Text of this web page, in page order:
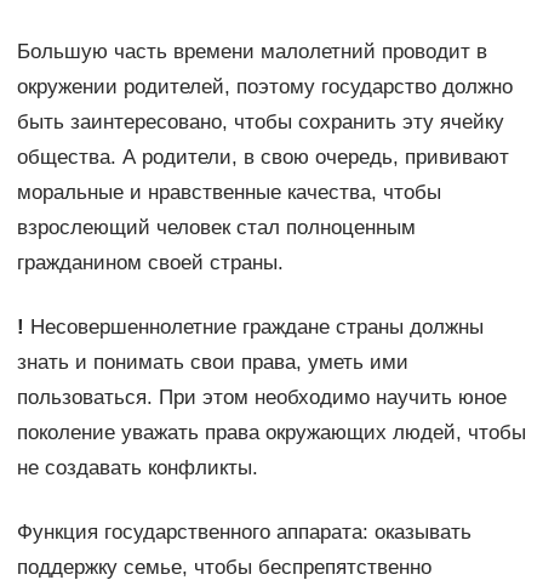
Большую часть времени малолетний проводит в
окружении родителей, поэтому государство должно
быть заинтересовано, чтобы сохранить эту ячейку
общества. А родители, в свою очередь, прививают
моральные и нравственные качества, чтобы
взрослеющий человек стал полноценным
гражданином своей страны.
! Несовершеннолетние граждане страны должны
знать и понимать свои права, уметь ими
пользоваться. При этом необходимо научить юное
поколение уважать права окружающих людей, чтобы
не создавать конфликты.
Функция государственного аппарата: оказывать
поддержку семье, чтобы беспрепятственно